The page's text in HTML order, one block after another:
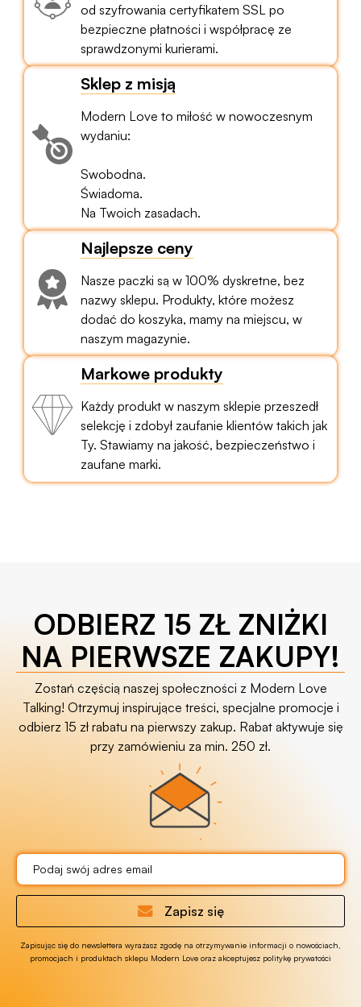
od szyfrowania certyfikatem SSL po
bezpieczne płatności i współpracę ze
sprawdzonymi kurierami.
Sklep z misją
Modern Love to miłość w nowoczesnym
wydaniu:
Swobodna.
Świadoma.
Na Twoich zasadach.
Najlepsze ceny
Nasze paczki są w 100% dyskretne, bez
nazwy sklepu. Produkty, które możesz
dodać do koszyka, mamy na miejscu, w
naszym magazynie.
Markowe produkty
Każdy produkt w naszym sklepie przeszedł
selekcję i zdobył zaufanie klientów takich jak
Ty. Stawiamy na jakość, bezpieczeństwo i
zaufane marki.
ODBIERZ 15 ZŁ ZNIŻKI
NA PIERWSZE ZAKUPY!
Zostań częścią naszej społeczności z Modern Love
Talking! Otrzymuj inspirujące treści, specjalne promocje i
odbierz 15 zł rabatu na pierwszy zakup. Rabat aktywuje się
przy zamówieniu za min. 250 zł.
Zapisz się
Zapisując się do newslettera wyrażasz zgodę na otrzymywanie informacji o nowościach,
promocjach i produktach sklepu Modern Love oraz akceptujesz politykę prywatości